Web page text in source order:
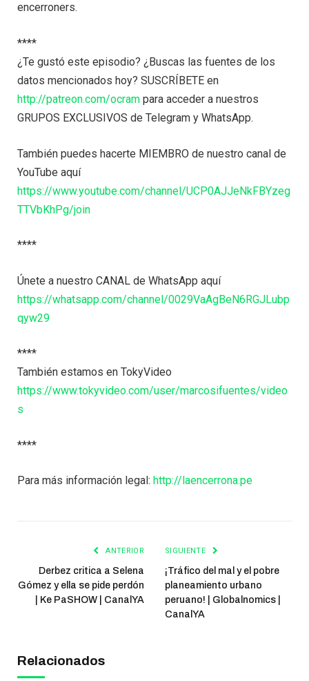
encerroners.
****
¿Te gustó este episodio? ¿Buscas las fuentes de los
datos mencionados hoy? SUSCRÍBETE en
http://patreon.com/ocram para acceder a nuestros
GRUPOS EXCLUSIVOS de Telegram y WhatsApp.
También puedes hacerte MIEMBRO de nuestro canal de
YouTube aquí
https://www.youtube.com/channel/UCP0AJJeNkFBYzeg
TTVbKhPg/join
****
Únete a nuestro CANAL de WhatsApp aquí
https://whatsapp.com/channel/0029VaAgBeN6RGJLubp
qyw29
****
También estamos en TokyVideo
https://www.tokyvideo.com/user/marcosifuentes/video
s
****
Para más información legal: http://laencerrona.pe
ANTERIOR
Derbez critica a Selena
Gómez y ella se pide perdón
| Ke PaSHOW | CanalYA
SIGUIENTE
¡Tráfico del mal y el pobre
planeamiento urbano
peruano! | Globalnomics |
CanalYA
Relacionados